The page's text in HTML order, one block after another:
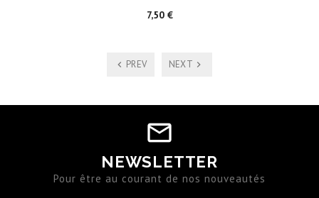
7,50 €Prix
PREV NEXT
NEWSLETTER
Pour être au courant de nos nouveautés